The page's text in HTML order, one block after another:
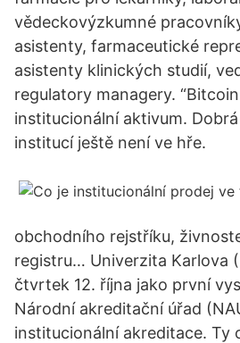
vědeckovýzkumné
asistenty, farmaceutické
asistenty klinických studií,
regulatory managery.
institucionální aktivum.
institucí ještě není ve hře.
obchodního rejstříku,
registru… Univerzita Karlova
čtvrtek 12. října jako první
Národní akreditační úřad
institucionální akreditace. Ty